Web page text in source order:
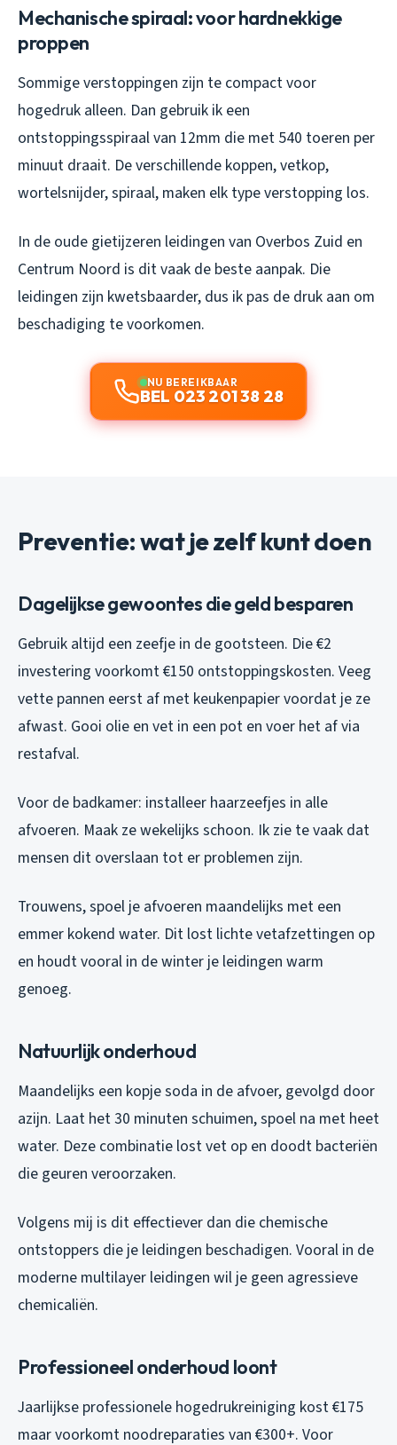
Mechanische spiraal: voor hardnekkige
proppen
Sommige verstoppingen zijn te compact voor
hogedruk alleen. Dan gebruik ik een
ontstoppingsspiraal van 12mm die met 540 toeren per
minuut draait. De verschillende koppen, vetkop,
wortelsnijder, spiraal, maken elk type verstopping los.
In de oude gietijzeren leidingen van Overbos Zuid en
Centrum Noord is dit vaak de beste aanpak. Die
leidingen zijn kwetsbaarder, dus ik pas de druk aan om
beschadiging te voorkomen.
NU BEREIKBAAR
BEL 023 201 38 28
Preventie: wat je zelf kunt doen
Dagelijkse gewoontes die geld besparen
Gebruik altijd een zeefje in de gootsteen. Die €2
investering voorkomt €150 ontstoppingskosten. Veeg
vette pannen eerst af met keukenpapier voordat je ze
afwast. Gooi olie en vet in een pot en voer het af via
restafval.
Voor de badkamer: installeer haarzeefjes in alle
afvoeren. Maak ze wekelijks schoon. Ik zie te vaak dat
mensen dit overslaan tot er problemen zijn.
Trouwens, spoel je afvoeren maandelijks met een
emmer kokend water. Dit lost lichte vetafzettingen op
en houdt vooral in de winter je leidingen warm
genoeg.
Natuurlijk onderhoud
Maandelijks een kopje soda in de afvoer, gevolgd door
azijn. Laat het 30 minuten schuimen, spoel na met heet
water. Deze combinatie lost vet op en doodt bacteriën
die geuren veroorzaken.
Volgens mij is dit effectiever dan die chemische
ontstoppers die je leidingen beschadigen. Vooral in de
moderne multilayer leidingen wil je geen agressieve
chemicaliën.
Professioneel onderhoud loont
Jaarlijkse professionele hogedrukreiniging kost €175
maar voorkomt noodreparaties van €300+. Voor